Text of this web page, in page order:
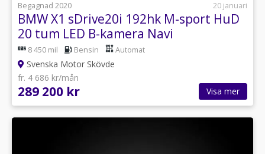
Begagnad 2020
20 januari
BMW X1 sDrive20i 192hk M-sport HuD
20 tum LED B-kamera Navi
8 450 mil Bensin Automat
Svenska Motor Skövde
fr. 4 686 kr/mån
289 200 kr Visa mer